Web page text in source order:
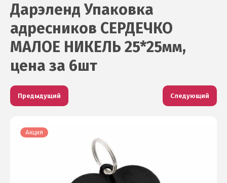
Дарэленд Упаковка
адресников СЕРДЕЧКО
МАЛОЕ НИКЕЛЬ 25*25мм,
цена за 6шт
Предыдущий Следующий
Акция